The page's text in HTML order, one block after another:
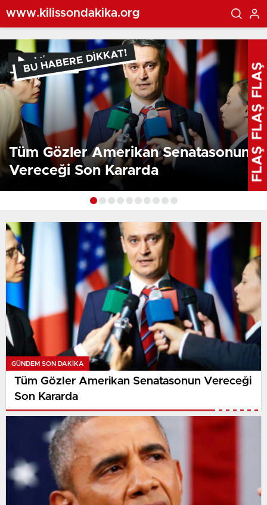
www.kilissondakika.org
Tüm Gözler Amerikan Senatasonun
Vereceği Son Kararda
VİDEO
BU HABERE DİKKAT!
FLAŞ
FLAŞ
FLAŞ
GÜNDEM SON DAKİKA
Tüm Gözler Amerikan Senatasonun Vereceği
Son Kararda